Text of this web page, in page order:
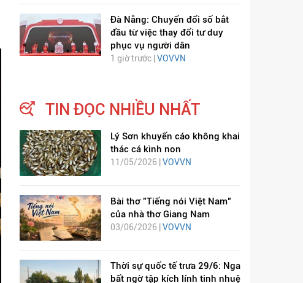
Đà Nẵng: Chuyển đổi số bắt
đầu từ việc thay đổi tư duy
phục vụ người dân
1 giờ trước | VOVVN
TIN ĐỌC NHIỀU NHẤT
Lý Sơn khuyến cáo không khai
thác cá kình non
11/05/2026 | VOVVN
Bài thơ "Tiếng nói Việt Nam"
của nhà thơ Giang Nam
03/06/2026 |VOVVN
Thời sự quốc tế trưa 29/6: Nga
bất ngờ tập kích lính tinh nhuệ